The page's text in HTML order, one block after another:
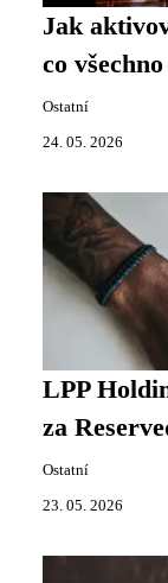
Jak
co
Ostatní
24. 05. 2026
LPP
za
Ostatní
23. 05. 2026